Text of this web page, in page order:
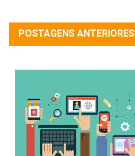
POSTAGENS ANTERIORES